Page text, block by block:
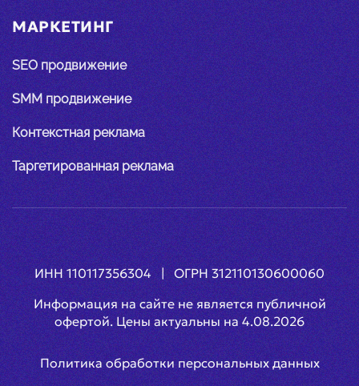
МАРКЕТИНГ
SEO продвижение
SMM продвижение
Контекстная реклама
Таргетированная реклама
ИНН 110117356304 | ОГРН 312110130600060
Информация на сайте не является публичной
офертой. Цены актуальны на 4.08.2026
Политика обработки персональных данных